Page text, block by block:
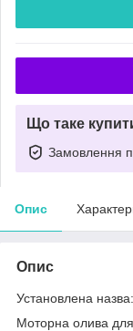
Що таке
Замовлення
Опис
Опис
Установлена назва:
Моторна олива для